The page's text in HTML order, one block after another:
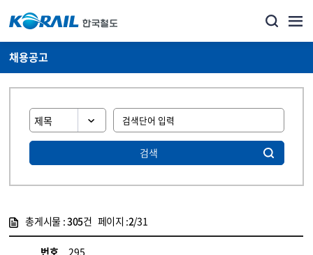
채용공고
검색
총게시물 :305건 페이지 :2/31
번호
295